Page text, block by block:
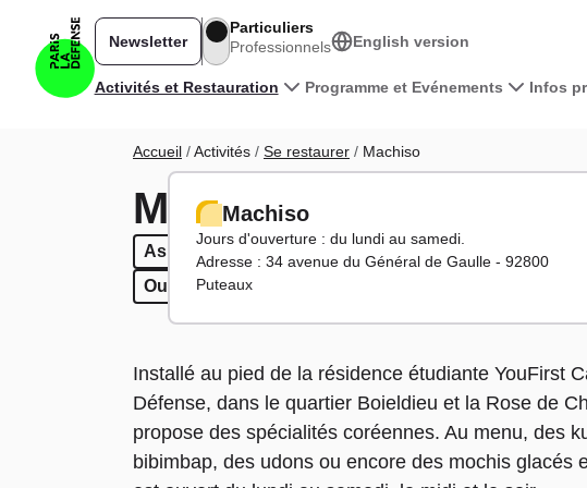
Navigation principale
Activités et Restauration Programme et Evénements Infos
Newsletter
Particuliers
Professionnels
English version
Fil d'Ariane
Accueil Activités Se restaurer Machiso
Machiso
Asiatique
Ouvert le week-end
Ouvert le soir
Machiso
Jours d'ouverture : du lundi au samedi.
Adresse : 34 avenue du Général de Gaulle - 92800
Puteaux
Installé au pied de la résidence étudiante YouFirst
Défense, dans le quartier Boieldieu et la Rose de
propose des spécialités coréennes. Au menu, des
bibimbap, des udons ou encore des mochis glacés